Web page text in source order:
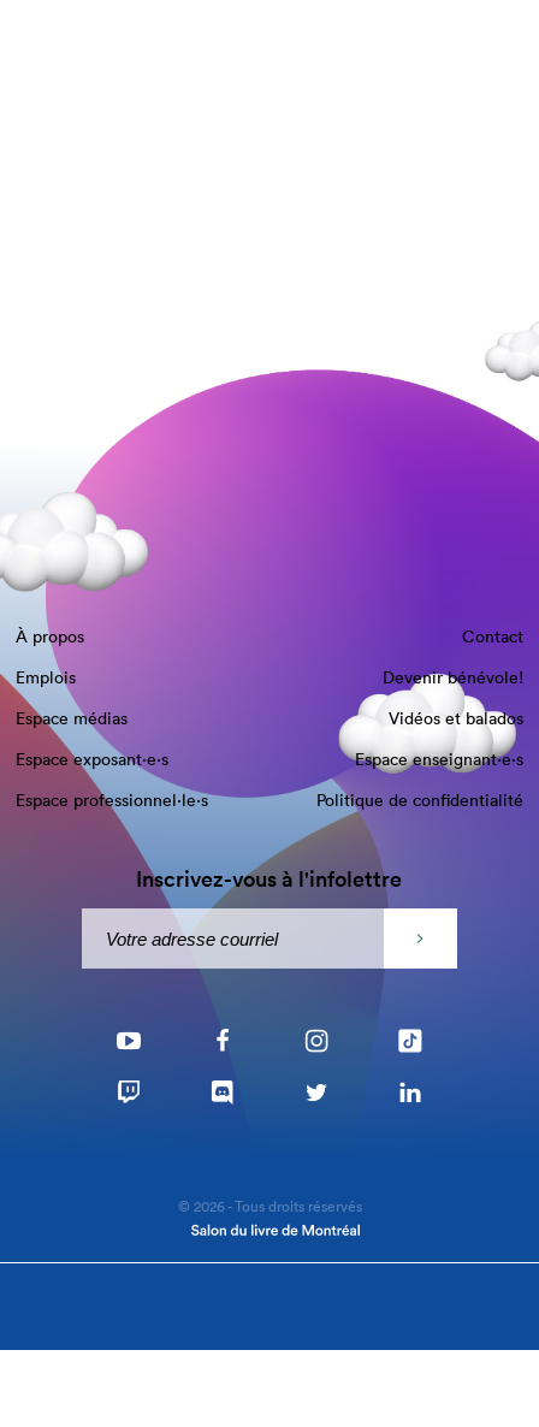
À propos
Contact
Emplois
Devenir bénévole!
Espace médias
Vidéos et balados
Espace exposant·e⋅s
Espace enseignant·e⋅s
Espace professionnel·le⋅s
Politique de confidentialité
Inscrivez-vous à l'infolettre
© 2026 - Tous droits réservés